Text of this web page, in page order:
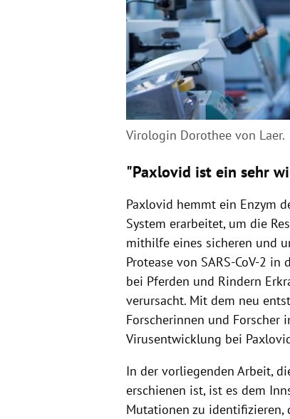
Virologin Dorothee von Laer.
"Paxlovid ist ein sehr
Paxlovid hemmt ein Enzym
System erarbeitet, um die
mithilfe eines sicheren und
Protease von SARS-CoV-2
bei Pferden und Rindern
verursacht. Mit dem neu
Forscherinnen und Forscher
Virusentwicklung bei
In der vorliegenden Arbeit,
erschienen ist, ist es dem
Mutationen zu identifizieren,